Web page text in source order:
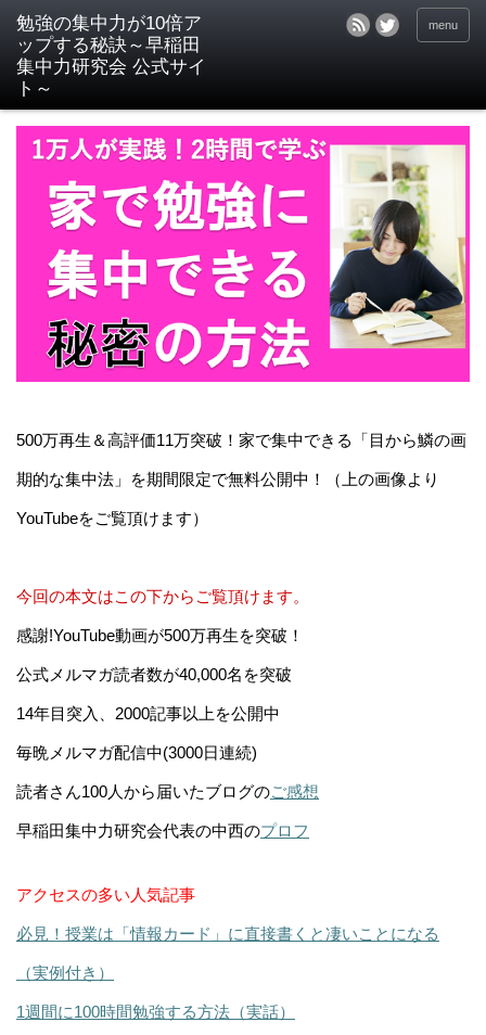
menu
500万再生＆高評価11万突破！家で集中できる「目から鱗の画
期的な集中法」を期間限定で無料公開中！（上の画像より
YouTubeをご覧頂けます）
今回の本文はこの下からご覧頂けます。
感謝!YouTube動画が500万再生を突破！
公式メルマガ読者数が40,000名を突破
14年目突入、2000記事以上を公開中
毎晩メルマガ配信中(3000日連続)
読者さん100人から届いたブログのご感想
早稲田集中力研究会代表の中西のプロフ
アクセスの多い人気記事
必見！授業は「情報カード」に直接書くと凄いことになる
（実例付き）
1週間に100時間勉強する方法（実話）